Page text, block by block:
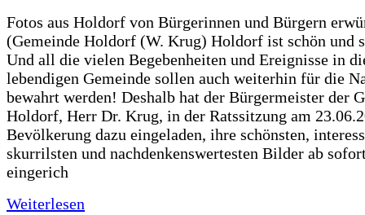
Fotos aus Holdorf von Bürgerinnen und Bürgern
(Gemeinde Holdorf (W. Krug) Holdorf ist schön und
Und all die vielen Begebenheiten und Ereignisse in
lebendigen Gemeinde sollen auch weiterhin für die
bewahrt werden! Deshalb hat der Bürgermeister der
Holdorf, Herr Dr. Krug, in der Ratssitzung am
Bevölkerung dazu eingeladen, ihre schönsten,
skurrilsten und nachdenkenswertesten Bilder ab
eingerich
Weiterlesen